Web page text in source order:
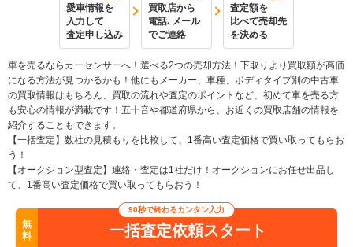
愛車情報を
入力して
査定申し込み
買取店から
電話､メール
でご連絡
査定額を
比べて売却先
を決める
車を売るならカーセンサーへ！選べる2つの売却方法！下取りより買取額が高価
になる方法が見つかるかも！他にもメーカー、車種、ボディタイプ別の中古車
の買取情報はもちろん、買取の流れや査定のポイントなど、初めて車を売る方
も安心の情報が満載です！五十音や都道府県から、お近くの買取店舗の情報を
紹介することもできます。
【一括査定】数社の見積もりを比較して、1番高い査定価格で買い取ってもらお
う！
【オークション型査定】連絡・査定は1社だけ！オークションにお任せ出品し
て、1番高い査定価格で買い取ってもらおう！
無
料
90秒で終わるカンタン入力
一括査定依頼スタート